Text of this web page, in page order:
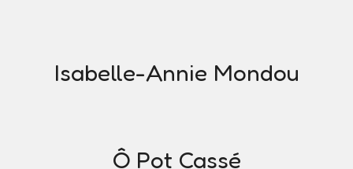
Isabelle-Annie Mondou
Ô Pot Cassé